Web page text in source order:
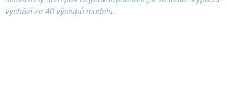
vychází ze 40 výstupů modelu.